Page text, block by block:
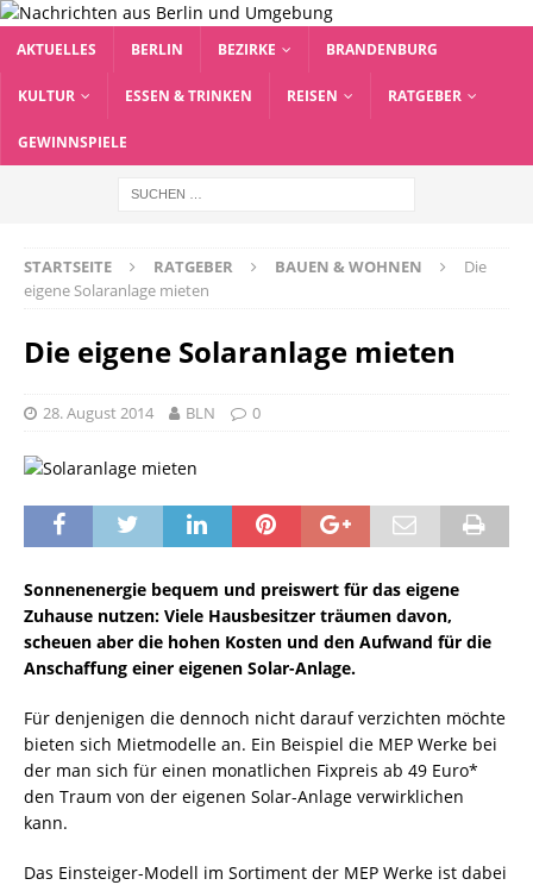
AKTUELLES BERLIN BEZIRKE BRANDENBURG
KULTUR ESSEN & TRINKEN REISEN RATGEBER
GEWINNSPIELE
STARTSEITE RATGEBER BAUEN & WOHNEN
Die
eigene Solaranlage mieten
Die eigene Solaranlage mieten
28. August 2014 BLN 0
Sonnenenergie bequem und preiswert für das eigene
Zuhause nutzen: Viele Hausbesitzer träumen davon,
scheuen aber die hohen Kosten und den Aufwand für die
Anschaffung einer eigenen Solar-Anlage.
Für denjenigen die dennoch nicht darauf verzichten möchte
bieten sich Mietmodelle an. Ein Beispiel die MEP Werke bei
der man sich für einen monatlichen Fixpreis ab 49 Euro*
den Traum von der eigenen Solar-Anlage verwirklichen
kann.
Das Einsteiger-Modell im Sortiment der MEP Werke ist dabei